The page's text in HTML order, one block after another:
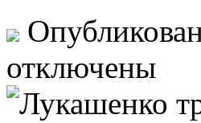
отключены